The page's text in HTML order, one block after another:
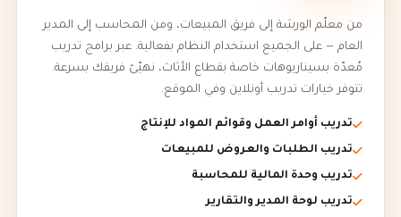
من معلّم الورشة إلى فريق المبيعات، ومن المحاسب إلى المدير
العام — على الجميع استخدام النظام بفعالية. عبر برامج تدريب
مُعدّة بسيناريوهات خاصة بقطاع الأثاث، نهيّئ فريقك بسرعة.
تتوفر خيارات تدريب أونلاين وفي الموقع.
تدريب أوامر العمل وقوائم المواد للإنتاج
تدريب الطلبات والعروض للمبيعات
تدريب وحدة المالية للمحاسبة
تدريب لوحة المدير والتقارير